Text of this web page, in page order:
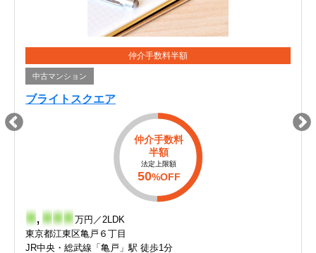
仲介手数料半額
中古マンション
ブライトスクエア
仲介手数料
半額
法定上限額
50%OFF
- ,- - - 万円／2LDK
東京都江東区亀戸６丁目
JR中央・総武線「亀戸」駅 徒歩1分